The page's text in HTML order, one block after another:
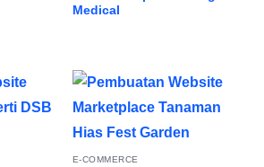
Medical
E-COMMERCE